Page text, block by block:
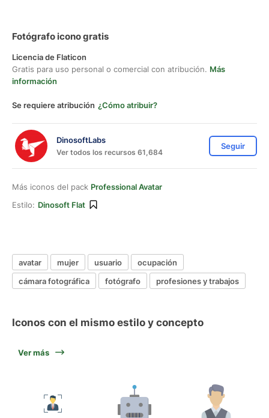
Fotógrafo icono gratis
Licencia de Flaticon
Gratis para uso personal o comercial con atribución. Más
información
Se requiere atribución ¿Cómo atribuir?
DinosoftLabs
Ver todos los recursos 61,684
Seguir
Más iconos del pack Professional Avatar
Estilo: Dinosoft Flat
avatar mujer usuario
ocupación
cámara fotográfica
fotógrafo profesiones y trabajos
Iconos con el mismo estilo y concepto
Ver más